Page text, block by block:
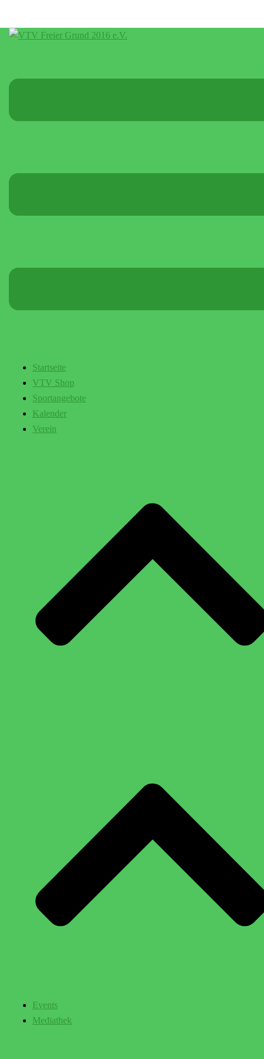
Startseite
VTV Shop
Sportangebote
Kalender
Verein
Events
Mediathek